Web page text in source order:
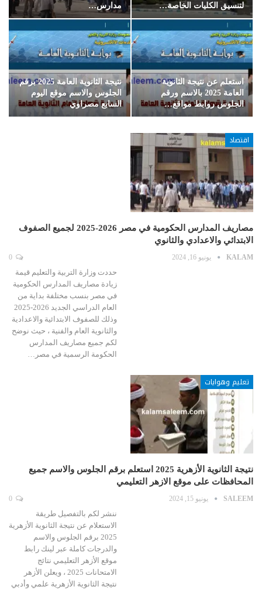
لتنسيق الكليات الخاصة…
مدارس…
استعلم عن نتيجة الثانوية
العامة 2025 بالاسم ورقم
الجلوس روابط مواقع…
نتيجة الثانوية العامة 2025 برقم
الجلوس والاسم موقع اليوم
السابع مصراوي
اقتصاد
مصاريف المدارس الحكومية في مصر 2026-2025 لجميع الصفوف
الابتدائي والاعدادي والثانوي
KALAM يونيو 16, 2024
حددت وزارة التربية والتعليم قيمة
زيادة مصاريف المدارس الحكومية
في مصر بنسب مختلفة بداية من
العام الدراسي الجديد 2026-2025
وذلك للصفوف الابتدائية والاعدادية
والثانوية العام والفنية ، حيث نوضح
لكم جميع مصاريف المدارس
الحكومة الرسمية في مصر…
تعليم وهوايات
نتيجة الثانوية الأزهرية 2025 استعلم برقم الجلوس والاسم جميع
المحافظات على موقع الازهر التعليمي
SALEEM يونيو 15, 2024
ننشر لكم بالتفصيل طريقة
الاستعلام عن نتيجة الثانوية الأزهرية
2025 برقم الجلوس والاسم
والدرجات كاملة عبر لينك رابط
موقع الأزهر التعليمي نتائج
الامتحانات 2025 ، ويعلن الأزهر
نتيجة الثانوية الأزهرية علمي وأدبي